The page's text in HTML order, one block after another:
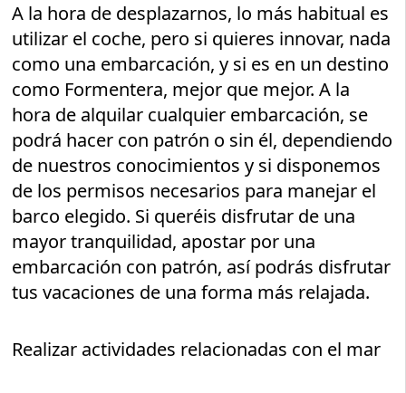
A la hora de desplazarnos, lo más habitual es
utilizar el coche, pero si quieres innovar, nada
como una embarcación, y si es en un destino
como Formentera, mejor que mejor. A la
hora de alquilar cualquier embarcación, se
podrá hacer con patrón o sin él, dependiendo
de nuestros conocimientos y si disponemos
de los permisos necesarios para manejar el
barco elegido. Si queréis disfrutar de una
mayor tranquilidad, apostar por una
embarcación con patrón, así podrás disfrutar
tus vacaciones de una forma más relajada.
Realizar actividades relacionadas con el mar